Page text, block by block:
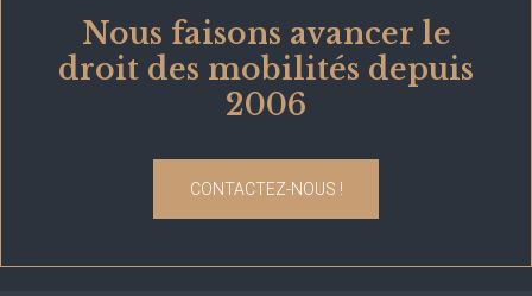
Nous faisons avancer le
droit des mobilités depuis
2006
CONTACTEZ-NOUS !